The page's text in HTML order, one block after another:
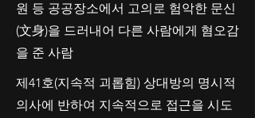
원 등 공공장소에서 고의로 험악한 문신
(文身)을 드러내어 다른 사람에게 혐오감
을 준 사람
제41호(지속적 괴롭힘) 상대방의 명시적
의사에 반하여 지속적으로 접근을 시도